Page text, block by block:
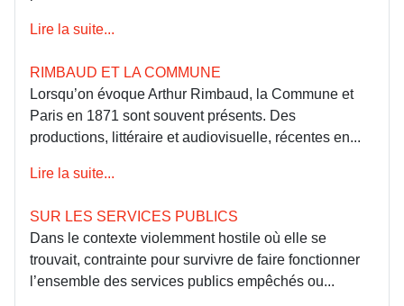
Lire la suite...
RIMBAUD ET LA COMMUNE
Lorsqu’on évoque Arthur Rimbaud, la Commune et
Paris en 1871 sont souvent présents. Des
productions, littéraire et audiovisuelle, récentes en...
Lire la suite...
SUR LES SERVICES PUBLICS
Dans le contexte violemment hostile où elle se
trouvait, contrainte pour survivre de faire fonctionner
l’ensemble des services publics empêchés ou...